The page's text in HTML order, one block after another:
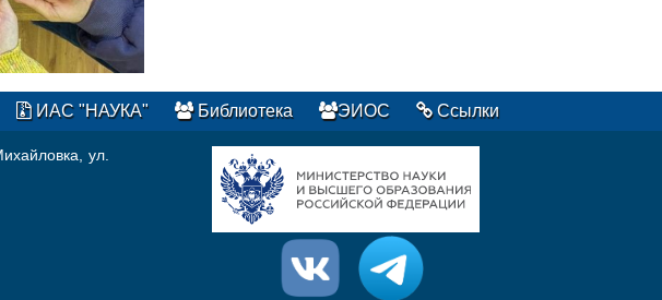
ИАС "НАУКА" Библиотека ЭИОС Ссылки
ул.